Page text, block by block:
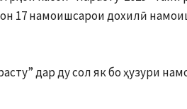
17 намоишсарои дохилӣ
дар ду сол як бо ҳузури